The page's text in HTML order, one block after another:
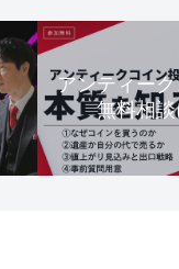
アンティー
無料相